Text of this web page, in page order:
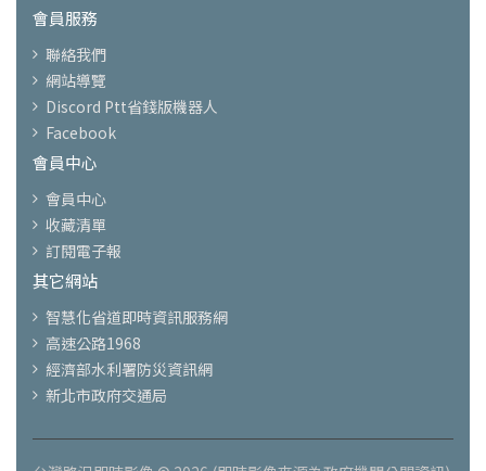
會員服務
聯絡我們
網站導覽
Discord Ptt省錢版機器人
Facebook
會員中心
會員中心
收藏清單
訂閱電子報
其它網站
智慧化省道即時資訊服務網
高速公路1968
經濟部水利署防災資訊網
新北市政府交通局